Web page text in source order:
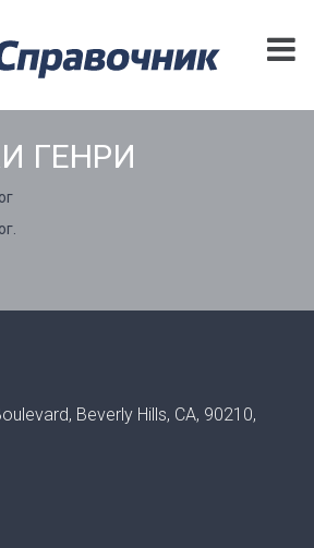
ГЕНРИ
Beverly Hills, CA, 90210,